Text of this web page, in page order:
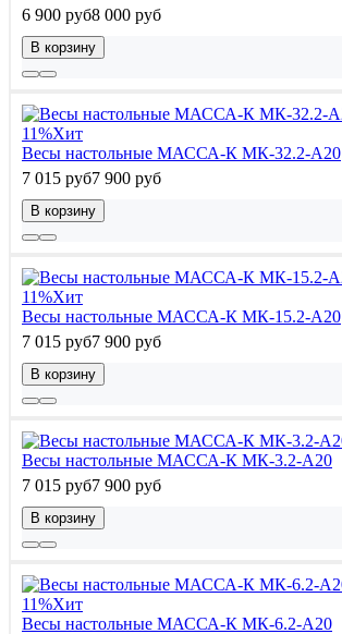
6 900 руб8 000 руб
В корзину
11%Хит
Весы настольные МАССА-К МК-32.2-А20
7 015 руб7 900 руб
В корзину
11%Хит
Весы настольные МАССА-К МК-15.2-А20
7 015 руб7 900 руб
В корзину
Весы настольные МАССА-К МК-3.2-А20
7 015 руб7 900 руб
В корзину
11%Хит
Весы настольные МАССА-К МК-6.2-А20